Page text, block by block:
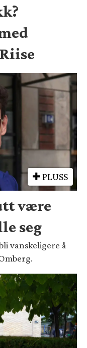
PLUSS
være
seg
vanskeligere å